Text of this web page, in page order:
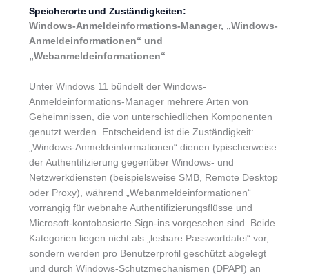
Speicherorte und Zuständigkeiten:
Windows-Anmeldeinformations-Manager, „Windows-
Anmeldeinformationen“ und
„Webanmeldeinformationen“
Unter Windows 11 bündelt der Windows-
Anmeldeinformations-Manager mehrere Arten von
Geheimnissen, die von unterschiedlichen Komponenten
genutzt werden. Entscheidend ist die Zuständigkeit:
„Windows-Anmeldeinformationen“ dienen typischerweise
der Authentifizierung gegenüber Windows- und
Netzwerkdiensten (beispielsweise SMB, Remote Desktop
oder Proxy), während „Webanmeldeinformationen“
vorrangig für webnahe Authentifizierungsflüsse und
Microsoft-kontobasierte Sign-ins vorgesehen sind. Beide
Kategorien liegen nicht als „lesbare Passwortdatei“ vor,
sondern werden pro Benutzerprofil geschützt abgelegt
und durch Windows-Schutzmechanismen (DPAPI) an